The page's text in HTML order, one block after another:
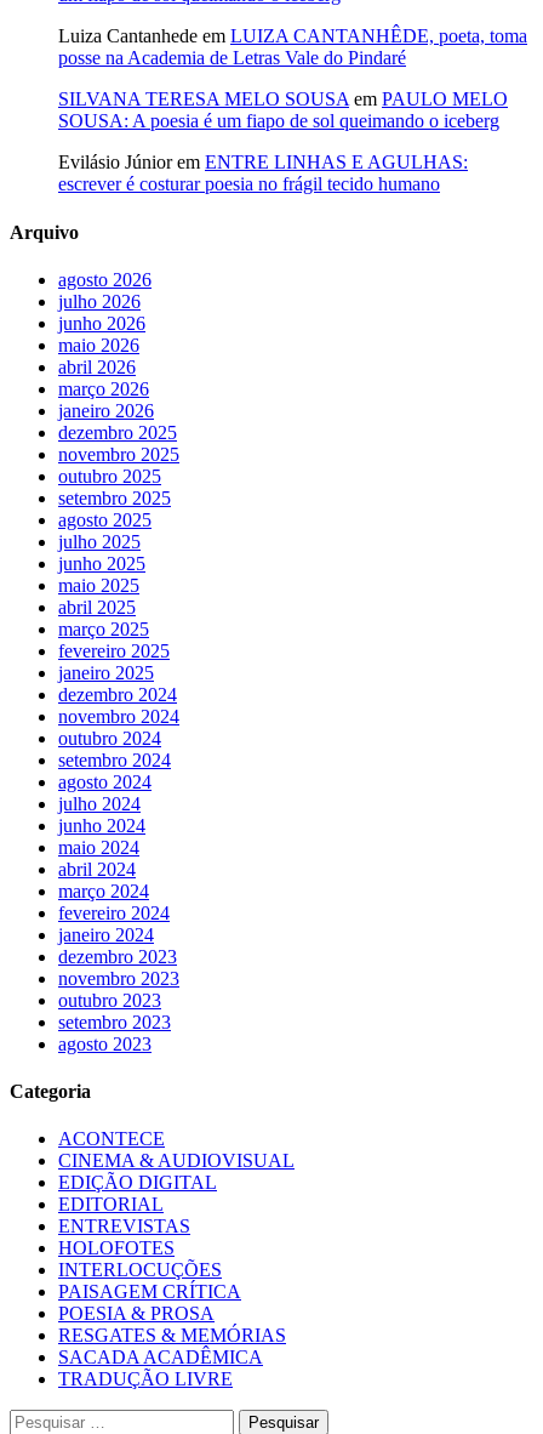
Luiza Cantanhede em LUIZA CANTANHÊDE, poeta, toma
posse na Academia de Letras Vale do Pindaré
SILVANA TERESA MELO SOUSA em PAULO MELO
SOUSA: A poesia é um fiapo de sol queimando o iceberg
Evilásio Júniorem ENTRE LINHAS E AGULHAS:
escrever é costurar poesia no frágil tecido humano
Arquivo
agosto 2026
julho 2026
junho 2026
maio 2026
abril 2026
março 2026
janeiro 2026
dezembro 2025
novembro 2025
outubro 2025
setembro 2025
agosto 2025
julho 2025
junho 2025
maio 2025
abril 2025
março 2025
fevereiro 2025
janeiro 2025
dezembro 2024
novembro 2024
outubro 2024
setembro 2024
agosto 2024
julho 2024
junho 2024
maio 2024
abril 2024
março 2024
fevereiro 2024
janeiro 2024
dezembro 2023
novembro 2023
outubro 2023
setembro 2023
agosto 2023
Categoria
ACONTECE
CINEMA & AUDIOVISUAL
EDIÇÃO DIGITAL
EDITORIAL
ENTREVISTAS
HOLOFOTES
INTERLOCUÇÕES
PAISAGEM CRÍTICA
POESIA & PROSA
RESGATES & MEMÓRIAS
SACADA ACADÊMICA
TRADUÇÃO LIVRE
Pesquisar